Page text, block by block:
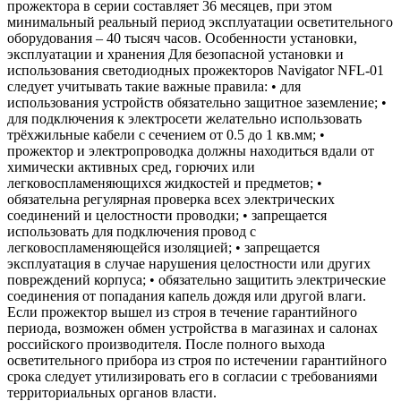
прожектора в серии составляет 36 месяцев, при этом
минимальный реальный период эксплуатации осветительного
оборудования – 40 тысяч часов. Особенности установки,
эксплуатации и хранения Для безопасной установки и
использования светодиодных прожекторов Navigator NFL-01
следует учитывать такие важные правила: • для
использования устройств обязательно защитное заземление; •
для подключения к электросети желательно использовать
трёхжильные кабели с сечением от 0.5 до 1 кв.мм; •
прожектор и электропроводка должны находиться вдали от
химически активных сред, горючих или
легковоспламеняющихся жидкостей и предметов; •
обязательна регулярная проверка всех электрических
соединений и целостности проводки; • запрещается
использовать для подключения провод с
легковоспламеняющейся изоляцией; • запрещается
эксплуатация в случае нарушения целостности или других
повреждений корпуса; • обязательно защитить электрические
соединения от попадания капель дождя или другой влаги.
Если прожектор вышел из строя в течение гарантийного
периода, возможен обмен устройства в магазинах и салонах
российского производителя. После полного выхода
осветительного прибора из строя по истечении гарантийного
срока следует утилизировать его в согласии с требованиями
территориальных органов власти.